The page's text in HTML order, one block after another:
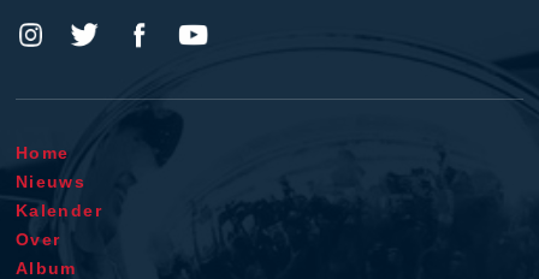
Home
Nieuws
Kalender
Over
Album